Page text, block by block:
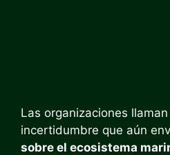
Las organizaciones
incertidumbre que aún
sobre el ecosistema